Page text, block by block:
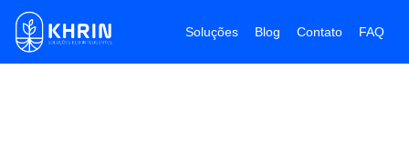
Soluções Blog Contato FAQ